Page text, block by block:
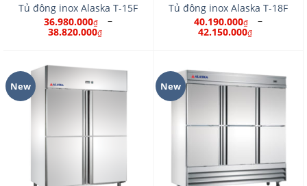
Tủ đông inox Alaska T-15F
36.980.000₫
–
38.820.000₫
Tủ đông inox Alaska T-18F
40.190.000₫
–
42.150.000₫
New New